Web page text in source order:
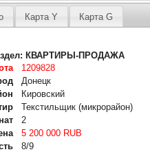
Карта Y Карта G
КВАРТИРЫ-ПРОДАЖА
1209828
Донецк
Кировский
Текстильщик (микрорайон)
2
5 200 000 RUB
8/9